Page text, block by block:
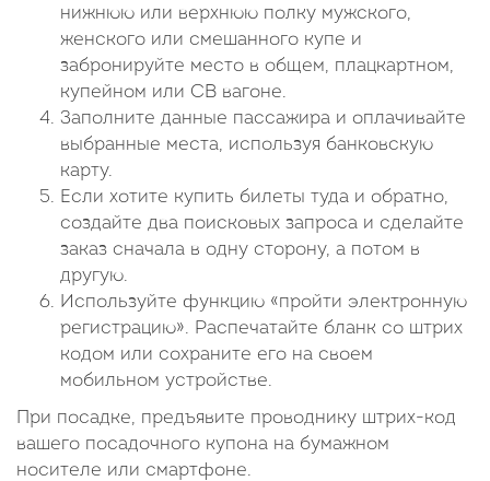
нижнюю или верхнюю полку мужского,
женского или смешанного купе и
забронируйте место в общем, плацкартном,
купейном или СВ вагоне.
Заполните данные пассажира и оплачивайте
выбранные места, используя банковскую
карту.
Если хотите купить билеты туда и обратно,
создайте два поисковых запроса и сделайте
заказ сначала в одну сторону, а потом в
другую.
Используйте функцию «пройти электронную
регистрацию». Распечатайте бланк со штрих
кодом или сохраните его на своем
мобильном устройстве.
При посадке, предъявите проводнику штрих-код
вашего посадочного купона на бумажном
носителе или смартфоне.